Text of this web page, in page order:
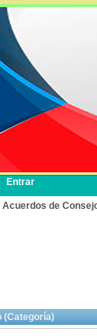
Entrar
Acuerdos de
(Categoría)